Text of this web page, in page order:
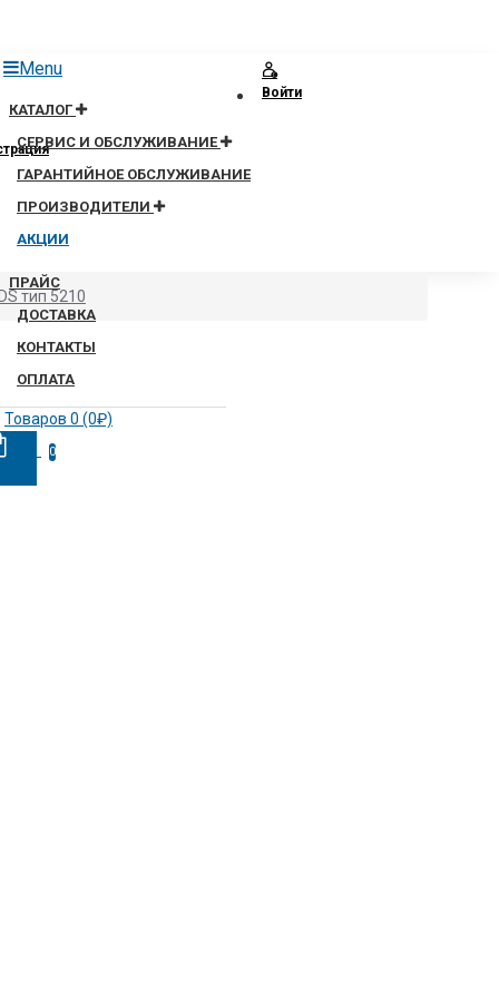
Menu
КАТАЛОГ
СЕРВИС И ОБСЛУЖИВАНИЕ
ГАРАНТИЙНОЕ ОБСЛУЖИВАНИЕ
ПРОИЗВОДИТЕЛИ
АКЦИИ
ПРАЙС
ДОСТАВКА
КОНТАКТЫ
ОПЛАТА
Товаров 0 (0₽)
0
Войти
тип 5210